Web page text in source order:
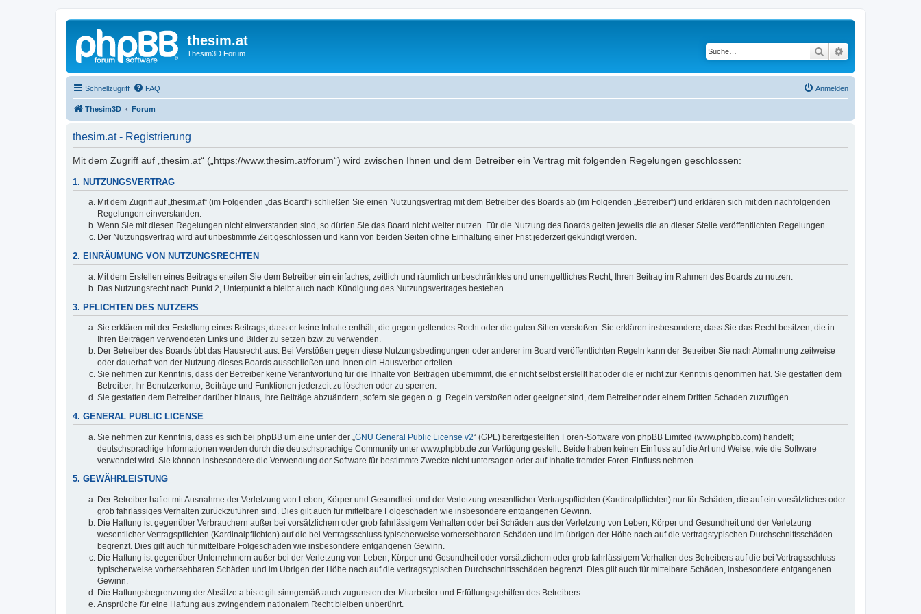
thesim.at
Thesim3D Forum Suche
Schnellzugriff FAQ Anmelden
Thesim3D Forum
thesim.at - Registrierung
Mit dem Zugriff auf „thesim.at“ („https://www.thesim.at/forum“) wird zwischen Ihnen und dem Betreiber ein Vertrag mit folgenden Regelungen geschlossen:
1. NUTZUNGSVERTRAG
Mit dem Zugriff auf „thesim.at“ (im Folgenden „das Board“) schließen Sie einen Nutzungsvertrag mit dem Betreiber des Boards ab (im Folgenden „Betreiber“) und erklären sich mit den nachfolgenden
Regelungen einverstanden.
Wenn Sie mit diesen Regelungen nicht einverstanden sind, so dürfen Sie das Board nicht weiter nutzen. Für die Nutzung des Boards gelten jeweils die an dieser Stelle veröffentlichten Regelungen.
Der Nutzungsvertrag wird auf unbestimmte Zeit geschlossen und kann von beiden Seiten ohne Einhaltung einer Frist jederzeit gekündigt werden.
2. EINRÄUMUNG VON NUTZUNGSRECHTEN
Mit dem Erstellen eines Beitrags erteilen Sie dem Betreiber ein einfaches, zeitlich und räumlich unbeschränktes und unentgeltliches Recht, Ihren Beitrag im Rahmen des Boards zu nutzen.
Das Nutzungsrecht nach Punkt 2, Unterpunkt a bleibt auch nach Kündigung des Nutzungsvertrages bestehen.
3. PFLICHTEN DES NUTZERS
Sie erklären mit der Erstellung eines Beitrags, dass er keine Inhalte enthält, die gegen geltendes Recht oder die guten Sitten verstoßen. Sie erklären insbesondere, dass Sie das Recht besitzen, die in
Ihren Beiträgen verwendeten Links und Bilder zu setzen bzw. zu verwenden.
Der Betreiber des Boards übt das Hausrecht aus. Bei Verstößen gegen diese Nutzungsbedingungen oder anderer im Board veröffentlichten Regeln kann der Betreiber Sie nach Abmahnung zeitweise
oder dauerhaft von der Nutzung dieses Boards ausschließen und Ihnen ein Hausverbot erteilen.
Sie nehmen zur Kenntnis, dass der Betreiber keine Verantwortung für die Inhalte von Beiträgen übernimmt, die er nicht selbst erstellt hat oder die er nicht zur Kenntnis genommen hat. Sie gestatten dem
Betreiber, Ihr Benutzerkonto, Beiträge und Funktionen jederzeit zu löschen oder zu sperren.
Sie gestatten dem Betreiber darüber hinaus, Ihre Beiträge abzuändern, sofern sie gegen o. g. Regeln verstoßen oder geeignet sind, dem Betreiber oder einem Dritten Schaden zuzufügen.
4. GENERAL PUBLIC LICENSE
Sie nehmen zur Kenntnis, dass es sich bei phpBB um eine unter der „ GNU General Public License v2“ (GPL) bereitgestellten Foren-Software von phpBB Limited (www.phpbb.com) handelt;
deutschsprachige Informationen werden durch die deutschsprachige Community unter www.phpbb.de zur Verfügung gestellt. Beide haben keinen Einfluss auf die Art und Weise, wie die Software
verwendet wird. Sie können insbesondere die Verwendung der Software für bestimmte Zwecke nicht untersagen oder auf Inhalte fremder Foren Einfluss nehmen.
5. GEWÄHRLEISTUNG
Der Betreiber haftet mit Ausnahme der Verletzung von Leben, Körper und Gesundheit und der Verletzung wesentlicher Vertragspflichten (Kardinalpflichten) nur für Schäden, die auf ein vorsätzliches oder
grob fahrlässiges Verhalten zurückzuführen sind. Dies gilt auch für mittelbare Folgeschäden wie insbesondere entgangenen Gewinn.
Die Haftung ist gegenüber Verbrauchern außer bei vorsätzlichem oder grob fahrlässigem Verhalten oder bei Schäden aus der Verletzung von Leben, Körper und Gesundheit und der Verletzung
wesentlicher Vertragspflichten (Kardinalpflichten) auf die bei Vertragsschluss typischerweise vorhersehbaren Schäden und im übrigen der Höhe nach auf die vertragstypischen Durchschnittsschäden
begrenzt. Dies gilt auch für mittelbare Folgeschäden wie insbesondere entgangenen Gewinn.
Die Haftung ist gegenüber Unternehmern außer bei der Verletzung von Leben, Körper und Gesundheit oder vorsätzlichem oder grob fahrlässigem Verhalten des Betreibers auf die bei Vertragsschluss
typischerweise vorhersehbaren Schäden und im Übrigen der Höhe nach auf die vertragstypischen Durchschnittsschäden begrenzt. Dies gilt auch für mittelbare Schäden, insbesondere entgangenen
Gewinn.
Die Haftungsbegrenzung der Absätze a bis c gilt sinngemäß auch zugunsten der Mitarbeiter und Erfüllungsgehilfen des Betreibers.
Ansprüche für eine Haftung aus zwingendem nationalem Recht bleiben unberührt.